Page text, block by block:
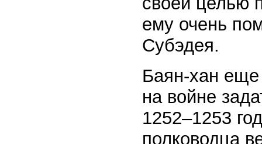
ему очень
Субэдея.
Баян-хан еще
на войне
1252–1253
полководца